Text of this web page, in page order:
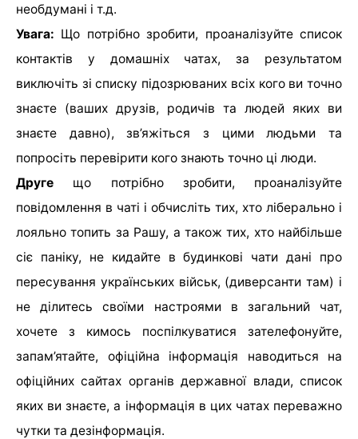
необдумані і т.д.
Увага: Що потрібно зробити, проаналізуйте список
контактів у домашніх чатах, за результатом
виключіть зі списку підозрюваних всіх кого ви точно
знаєте (ваших друзів, родичів та людей яких ви
знаєте давно), зв’яжіться з цими людьми та
попросіть перевірити кого знають точно ці люди.
Друге що потрібно зробити, проаналізуйте
повідомлення в чаті і обчисліть тих, хто ліберально і
лояльно топить за Рашу, а також тих, хто найбільше
сіє паніку, не кидайте в будинкові чати дані про
пересування українських військ, (диверсанти там) і
не ділитесь своїми настроями в загальний чат,
хочете з кимось поспілкуватися зателефонуйте,
запам’ятайте, офіційна інформація наводиться на
офіційних сайтах органів державної влади, список
яких ви знаєте, а інформація в цих чатах переважно
чутки та дезінформація.